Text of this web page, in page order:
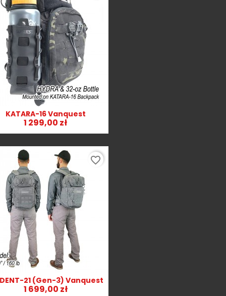
Szybki podgląd
KATARA-16 Vanquest
1 299,00 zł
Szybki podgląd
21 (Gen-3) Vanquest
1 699,00 zł
favorite_border